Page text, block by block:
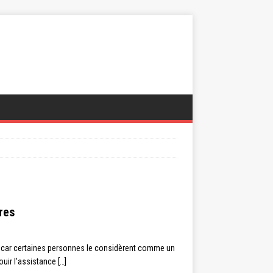
certaines personnes le considèrent comme un
l’assistance […]